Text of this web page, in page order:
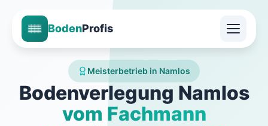
BodenProfis
Meisterbetrieb in Namlos
Bodenverlegung Namlos
vom Fachmann